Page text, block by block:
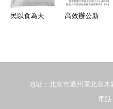
民以食為天
高效辦公新
全解析
地址：北京市通州區北皇
電話